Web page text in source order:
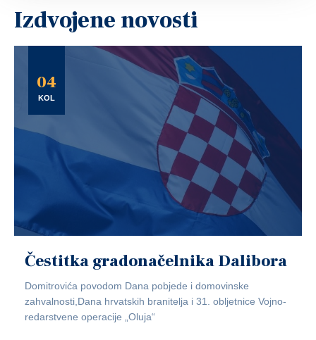
Izdvojene novosti
04
KOL
Čestitka gradonačelnika Dalibora
Domitrovića povodom Dana pobjede i domovinske
zahvalnosti,Dana hrvatskih branitelja i 31. obljetnice Vojno-
redarstvene operacije „Oluja“